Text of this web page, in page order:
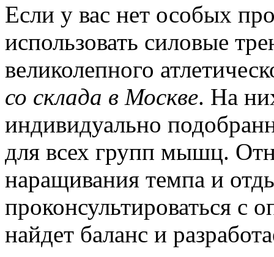
Если у вас нет особых
использовать силовые
великолепного
со склада в Москве. На
индивидуально
для всех групп мышц.
наращивания темпа и
проконсультироваться с
найдет баланс и